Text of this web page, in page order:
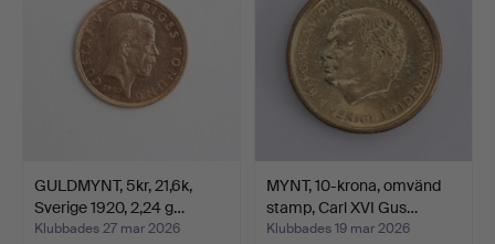
GULDMYNT, 5kr, 21,6k,
Sverige 1920, 2,24 g…
Klubbades 27 mar 2026
MYNT, 10-krona, omvänd
stamp, Carl XVI Gus…
Klubbades 19 mar 2026